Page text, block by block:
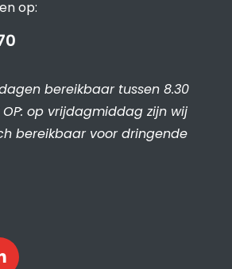
op:
bereikbaar tussen 8.30
OP: op vrijdagmiddag zijn wij
bereikbaar voor dringende